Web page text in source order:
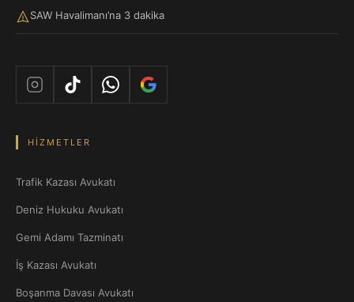
SAW Havalimanı’na 3 dakika
HIZMETLER
Trafik Kazası Avukatı
Deniz Hukuku Avukatı
Gemi Adamı Tazminatı
İş Kazası Avukatı
Boşanma Davası Avukatı